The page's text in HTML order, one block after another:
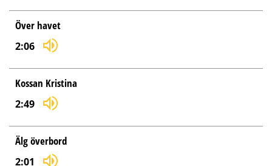
Över havet
2:06
Kossan Kristina
2:49
Älg överbord
2:01